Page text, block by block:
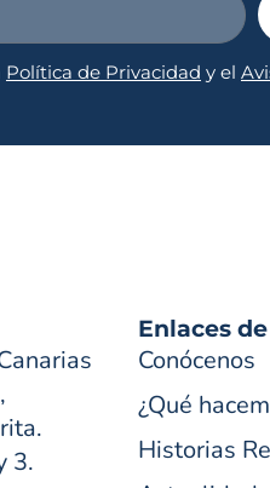
Política de Privacidad y el
3.
Enlaces
Conócenos
¿Qué
Historias